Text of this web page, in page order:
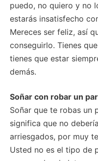
puedo, no quiero y no
estarás insatisfecho
Mereces ser feliz, así
conseguirlo. Tienes
tienes que estar
demás.
Soñar con robar un
Soñar que te robas un
significa que no
arriesgados, por muy
Usted no es el tipo de